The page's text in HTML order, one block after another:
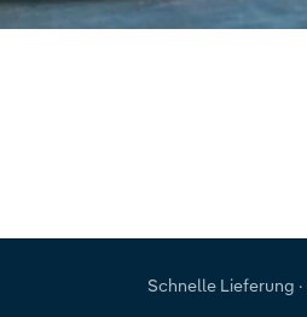
Schnelle Lieferung ·